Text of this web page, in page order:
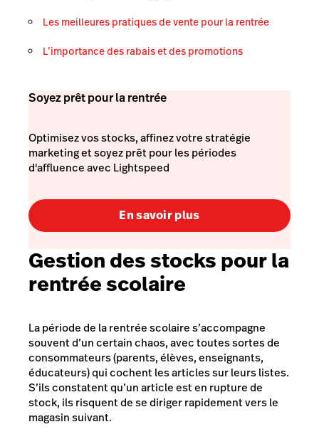
Les meilleures pratiques de vente pour la rentrée
L’importance des rabais et des promotions
Soyez prêt pour la rentrée
Optimisez vos stocks, affinez votre stratégie
marketing et soyez prêt pour les périodes
d'affluence avec Lightspeed
En savoir plus
Gestion des stocks pour la
rentrée scolaire
La période de la rentrée scolaire s’accompagne
souvent d’un certain chaos, avec toutes sortes de
consommateurs (parents, élèves, enseignants,
éducateurs) qui cochent les articles sur leurs listes.
S’ils constatent qu’un article est en rupture de
stock, ils risquent de se diriger rapidement vers le
magasin suivant.